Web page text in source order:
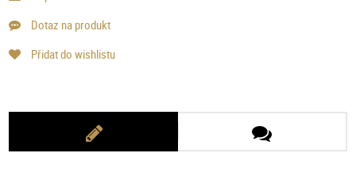
Dotaz na produkt
Přidat do wishlistu